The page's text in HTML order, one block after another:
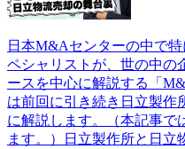
日本M&Aセンターの中で
ペシャリストが、世の中の
ースを中心に解説する「
は前回に引き続き日立製作
に解説します。（本記事で
ます。）日立製作所と日立